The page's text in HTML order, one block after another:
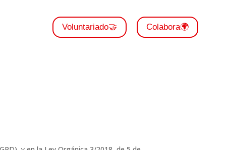
Voluntariado🤝 Colabora🌍